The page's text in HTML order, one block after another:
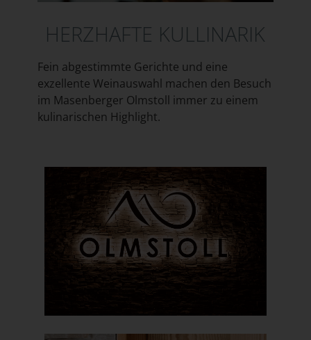
HERZHAFTE KULLINARIK
Fein abgestimmte Gerichte und eine
exzellente Weinauswahl machen den Besuch
im Masenberger Olmstoll immer zu einem
kulinarischen Highlight.